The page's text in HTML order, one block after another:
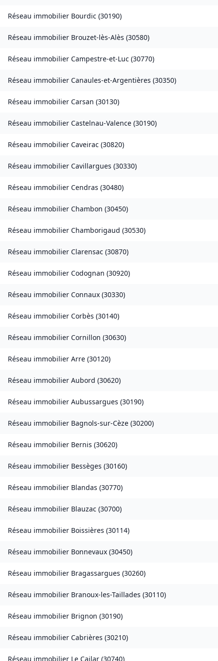
Réseau immobilier Bourdic (30190)
Réseau immobilier Brouzet-lès-Alès (30580)
Réseau immobilier Campestre-et-Luc (30770)
Réseau immobilier Canaules-et-Argentières (30350)
Réseau immobilier Carsan (30130)
Réseau immobilier Castelnau-Valence (30190)
Réseau immobilier Caveirac (30820)
Réseau immobilier Cavillargues (30330)
Réseau immobilier Cendras (30480)
Réseau immobilier Chambon (30450)
Réseau immobilier Chamborigaud (30530)
Réseau immobilier Clarensac (30870)
Réseau immobilier Codognan (30920)
Réseau immobilier Connaux (30330)
Réseau immobilier Corbès (30140)
Réseau immobilier Cornillon (30630)
Réseau immobilier Arre (30120)
Réseau immobilier Aubord (30620)
Réseau immobilier Aubussargues (30190)
Réseau immobilier Bagnols-sur-Cèze (30200)
Réseau immobilier Bernis (30620)
Réseau immobilier Bessèges (30160)
Réseau immobilier Blandas (30770)
Réseau immobilier Blauzac (30700)
Réseau immobilier Boissières (30114)
Réseau immobilier Bonnevaux (30450)
Réseau immobilier Bragassargues (30260)
Réseau immobilier Branoux-les-Taillades (30110)
Réseau immobilier Brignon (30190)
Réseau immobilier Cabrières (30210)
Réseau immobilier Le Cailar (30740)